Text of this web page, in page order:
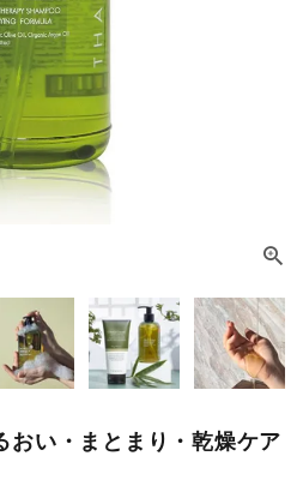
い・まとまり・乾燥ケア